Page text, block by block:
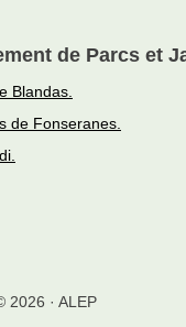
de Parcs et
Blandas.
de Fonseranes.
2026 · ALEP